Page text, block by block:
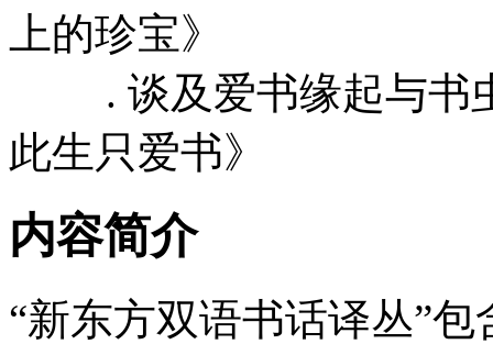
上的珍宝》
. 谈及爱书缘起与书
此生只爱书》
内容简介
“新东方双语书话译丛”